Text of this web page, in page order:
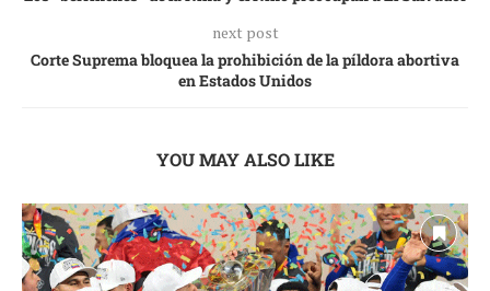
next post
Corte Suprema bloquea la prohibición de la píldora abortiva
en Estados Unidos
YOU MAY ALSO LIKE